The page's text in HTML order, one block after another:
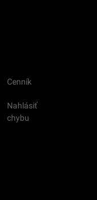
Cenník
Nahlásiť
chybu